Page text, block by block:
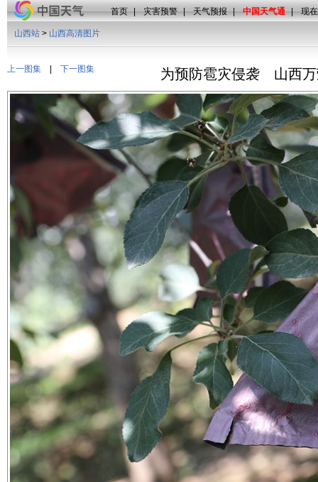
首页 | 灾害预警 | 天气预报 | 中国天气通 | 现
上一图集 下一图集
山西站 > 山西高清图片
为预防雹灾侵袭 山西万